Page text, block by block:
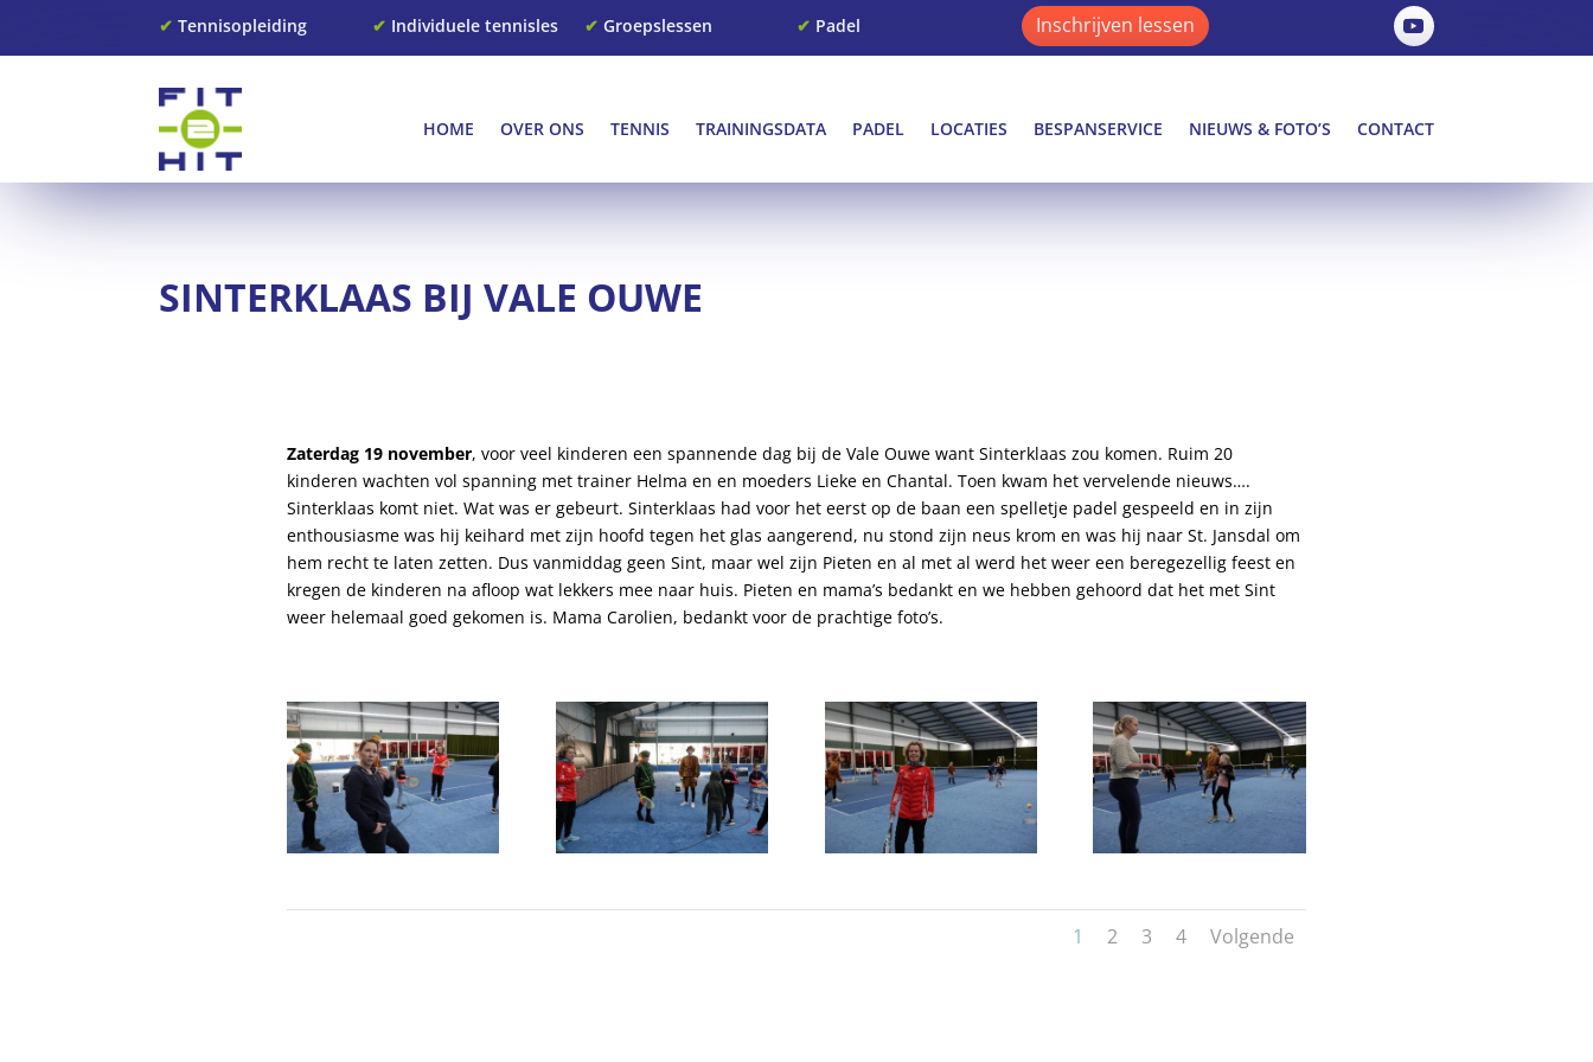
✔ Tennisopleiding ✔ Individuele tennisles ✔ Groepslessen ✔ Padel Inschrijven lessen
HOME OVER ONS TENNIS TRAININGSDATA PADEL LOCATIES BESPANSERVICE NIEUWS & FOTO’S CONTACT
SINTERKLAAS BIJ VALE OUWE
Zaterdag 19 november, voor veel kinderen een spannende dag bij de Vale Ouwe want Sinterklaas zou komen. Ruim 20
kinderen wachten vol spanning met trainer Helma en en moeders Lieke en Chantal. Toen kwam het vervelende nieuws….
Sinterklaas komt niet. Wat was er gebeurt. Sinterklaas had voor het eerst op de baan een spelletje padel gespeeld en in zijn
enthousiasme was hij keihard met zijn hoofd tegen het glas aangerend, nu stond zijn neus krom en was hij naar St. Jansdal om
hem recht te laten zetten. Dus vanmiddag geen Sint, maar wel zijn Pieten en al met al werd het weer een beregezellig feest en
kregen de kinderen na afloop wat lekkers mee naar huis. Pieten en mama’s bedankt en we hebben gehoord dat het met Sint
weer helemaal goed gekomen is. Mama Carolien, bedankt voor de prachtige foto’s.
1 2 3 4 Volgende